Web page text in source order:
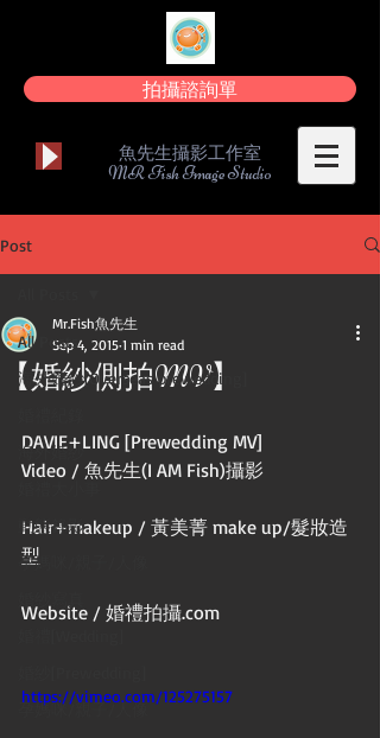
拍攝諮詢單
魚先生攝影工作室
MR Fish Image Studio
Post
All Posts
海外婚紗[Overseas prewedding]
海外婚紗
動態錄影
孕媽咪/親子/人像
孕媽咪/親子/人像
【婚紗側拍MV】
Mr.Fish魚先生
Sep 4, 2015 1 min read
DAVIE+LING [Prewedding MV]
Video / 魚先生(I AM Fish)攝影
Hair+makeup / 黃美菁 make up/髮妝造
型
Website / 婚禮拍攝.com
https://vimeo.com/125275157